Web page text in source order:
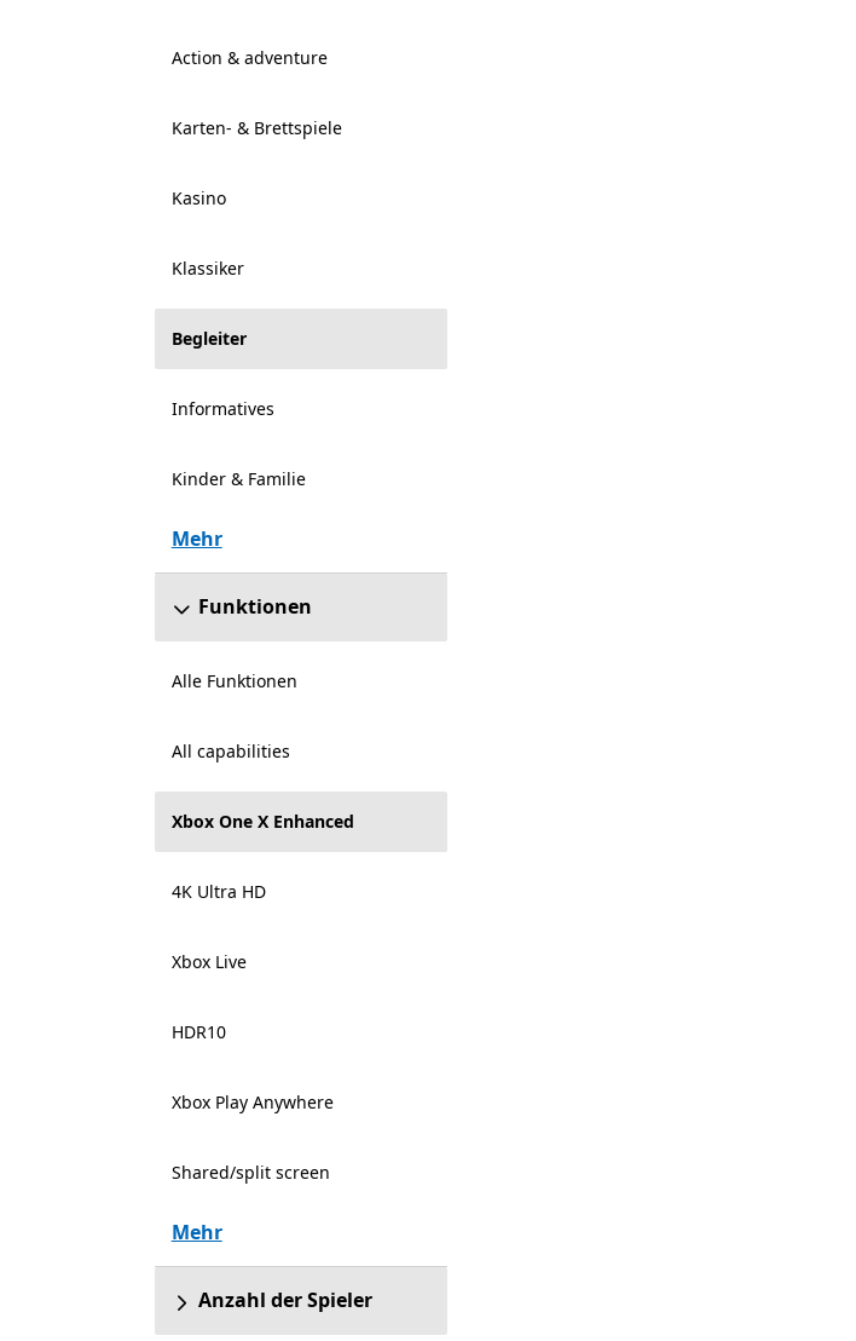
Action & adventure
Karten- & Brettspiele
Kasino
Klassiker
Begleiter
Informatives
Kinder & Familie
Mehr
Funktionen
Alle Funktionen
All capabilities
Xbox One X Enhanced
4K Ultra HD
Xbox Live
HDR10
Xbox Play Anywhere
Shared/split screen
Mehr
Anzahl der Spieler